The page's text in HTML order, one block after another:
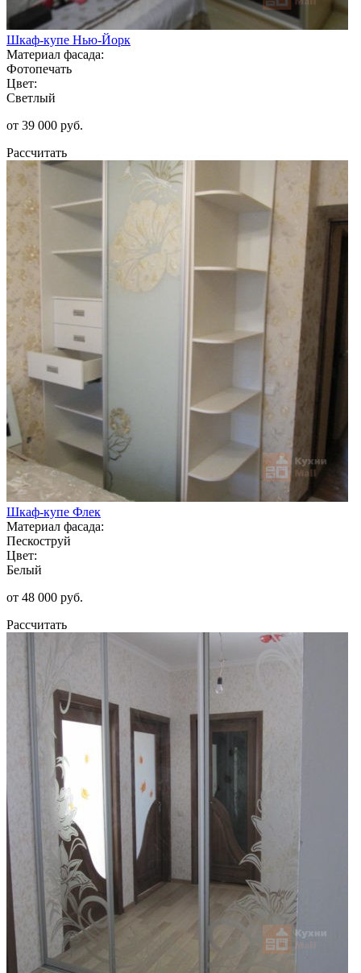
Шкаф-купе Нью-Йорк
Материал фасада:
Фотопечать
Цвет:
Светлый
от 39 000 руб.
Рассчитать
Шкаф-купе Флек
Материал фасада:
Пескоструй
Цвет:
Белый
от 48 000 руб.
Рассчитать